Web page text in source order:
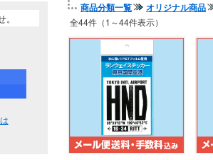
商品分類一覧 オリジナル商品
全44件（1～44件表示）